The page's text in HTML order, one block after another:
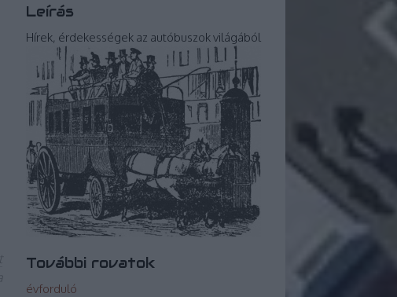
Leírás
Hírek, érdekességek az autóbuszok világából
További rovatok
évforduló